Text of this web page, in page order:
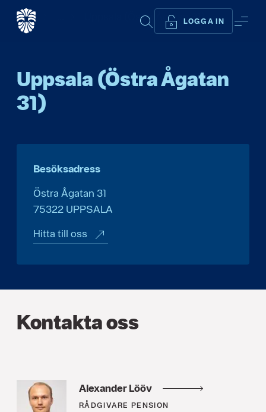
SÖK LOGGA IN
Start Uppsala (Östra Ågatan 31)
Uppsala (Östra Ågatan
31)
Besöksadress
Östra Ågatan 31
75322 UPPSALA
Hitta till oss
Kontakta oss
Alexander Lööv
RÅDGIVARE PENSION